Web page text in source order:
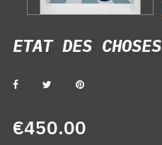
ETAT DES CHOSES
ETAT DES CHOSES
€450.00